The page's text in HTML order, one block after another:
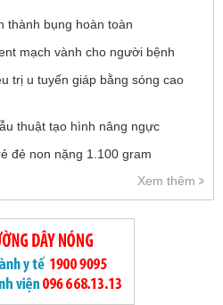
thành bụng hoàn toàn
mạch vành cho người bệnh
trị u tuyến giáp bằng sóng cao
thuật tạo hình nâng ngực
đẻ non nặng 1.100 gram
Xem thêm